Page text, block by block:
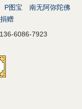
P图宝
南无阿弥陀佛
捐赠
6086-7923